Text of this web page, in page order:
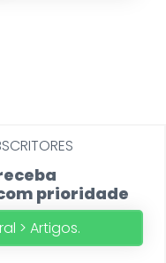
prioridade
> Artigos.